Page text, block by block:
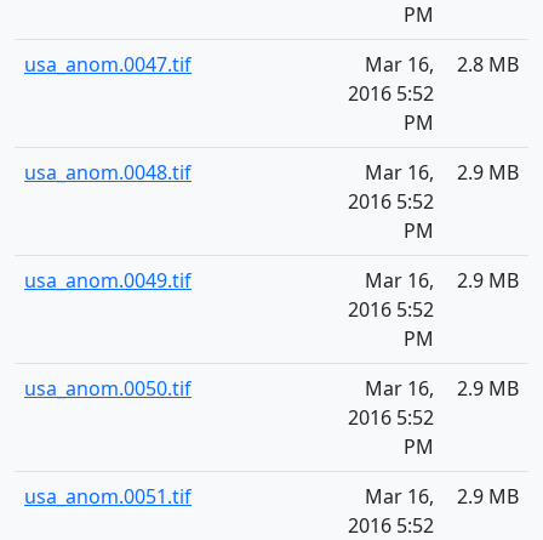
PM
usa_anom.0047.tif
Mar 16,
2016 5:52
PM
2.8 MB
usa_anom.0048.tif
Mar 16,
2016 5:52
PM
2.9 MB
usa_anom.0049.tif
Mar 16,
2016 5:52
PM
2.9 MB
usa_anom.0050.tif
Mar 16,
2016 5:52
PM
2.9 MB
usa_anom.0051.tif
Mar 16,
2016 5:52
2.9 MB